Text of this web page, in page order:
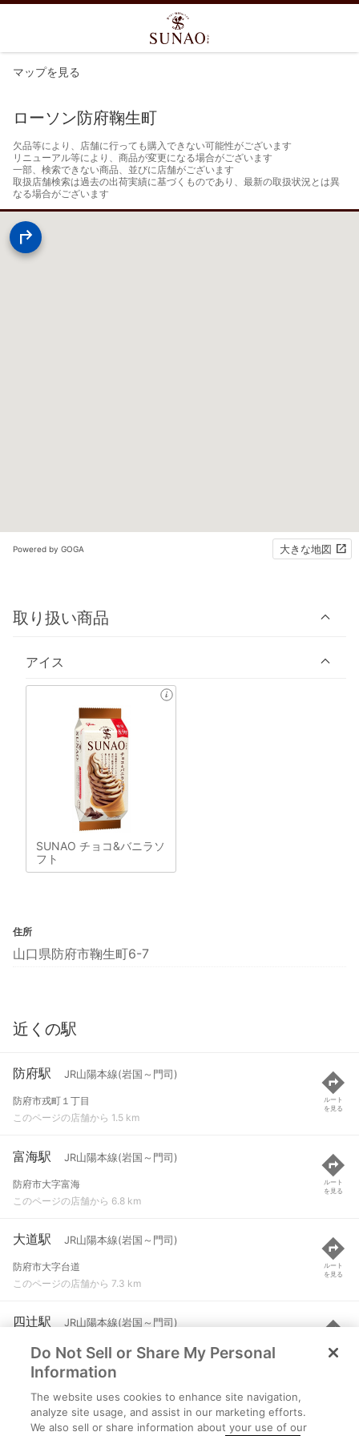
マップを見る
ローソン防府鞠生町
欠品等により、店舗に行っても購入できない可能性がございます
リニューアル等により、商品が変更になる場合がございます
一部、検索できない商品、並びに店舗がございます
取扱店舗検索は過去の出荷実績に基づくものであり、最新の取扱状況とは異
なる場合がございます
Powered by GOGA 大きな地図
取り扱い商品
アイス
SUNAO チョコ&バニラソ
フト
住所
山口県防府市鞠生町6-7
近くの駅
防府駅 JR山陽本線(岩国～門司)
防府市戎町１丁目
このページの店舗から 1.5 km
ルート
を見る
富海駅 JR山陽本線(岩国～門司)
防府市大字富海
このページの店舗から 6.8 km
ルート
を見る
大道駅 JR山陽本線(岩国～門司)
防府市大字台道
このページの店舗から 7.3 km
ルート
を見る
四辻駅 JR山陽本線(岩国～門司)
山口市大字鋳銭司
このページの店舗から 11.7 km
ルート
を見る
戸田駅 JR山陽本線(岩国～門司)
周南市夜市
Do Not Sell or Share My Personal
Information
The website uses cookies to enhance site navigation,
analyze site usage, and assist in our marketing efforts.
We also sell or share information about your use of our